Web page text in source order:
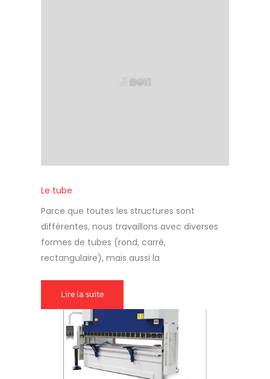
Le tube
Parce que toutes les structures sont
différentes, nous travaillons avec diverses
formes de tubes (rond, carré,
rectangulaire), mais aussi la
Lire la suite